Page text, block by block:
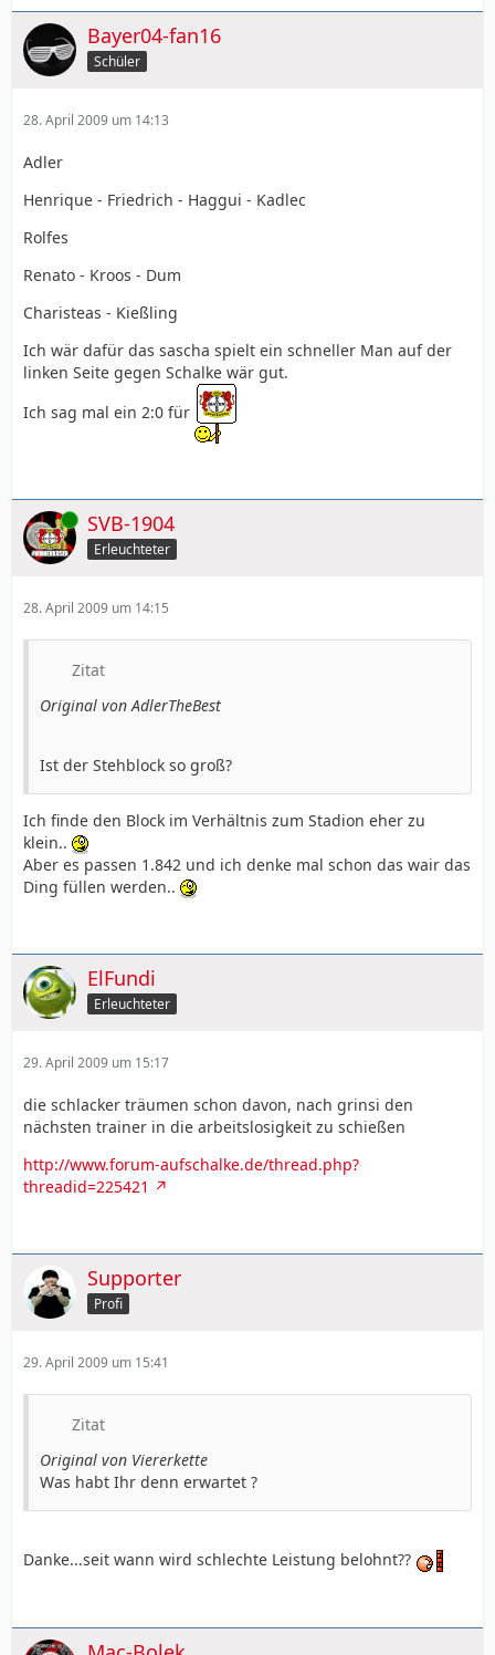
Bayer04-fan16
Schüler
28. April 2009 um 14:13
Adler
Henrique - Friedrich - Haggui - Kadlec
Rolfes
Renato - Kroos - Dum
Charisteas - Kießling
Ich wär dafür das sascha spielt ein schneller Man auf der
linken Seite gegen Schalke wär gut.
Ich sag mal ein 2:0 für
Online SVB-1904
Erleuchteter
28. April 2009 um 14:15
Zitat
Original von AdlerTheBest
Ist der Stehblock so groß?
Ich finde den Block im Verhältnis zum Stadion eher zu
klein..
Aber es passen 1.842 und ich denke mal schon das wair das
Ding füllen werden..
ElFundi
Erleuchteter
29. April 2009 um 15:17
die schlacker träumen schon davon, nach grinsi den
nächsten trainer in die arbeitslosigkeit zu schießen
http://www.forum-aufschalke.de/thread.php?
threadid=225421
Supporter
Profi
29. April 2009 um 15:41
Zitat
Original von Viererkette
Was habt Ihr denn erwartet ?
Danke...seit wann wird schlechte Leistung belohnt??